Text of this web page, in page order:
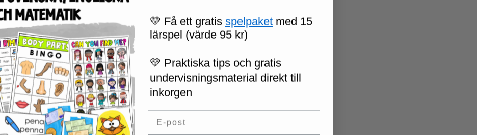
💛 Få ett gratis spelpaket med 15
lärspel (värde 95 kr)
💛 Praktiska tips och gratis
undervisningsmaterial direkt till
inkorgen
Email